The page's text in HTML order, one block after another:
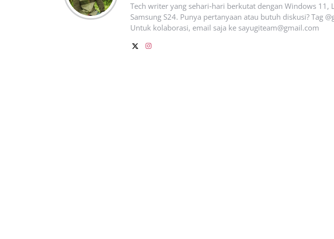
Tech writer yang sehari‑hari berkutat dengan Windows 11,
Samsung S24. Punya pertanyaan atau butuh diskusi? Tag
Untuk kolaborasi, email saja ke sayugiteam@gmail.com